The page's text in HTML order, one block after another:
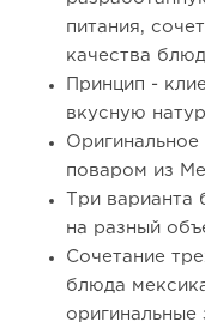
питания,
качества
Принцип -
вкусную
поваром из
Три варианта
на разный
Сочетание
блюда
оригинальные